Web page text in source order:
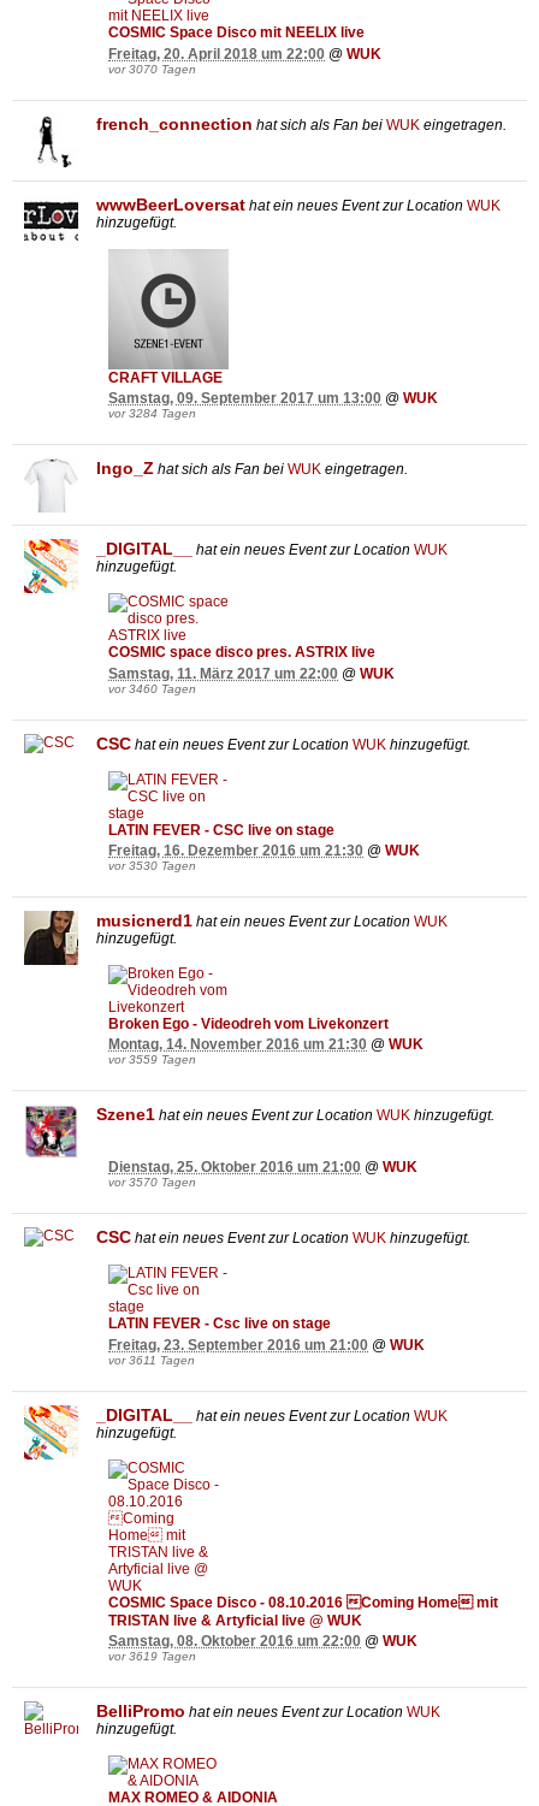
COSMIC Space Disco mit NEELIX live
Freitag, 20. April 2018 um 22:00 @ WUK
vor 3070 Tagen
french_connection hat sich als Fan bei WUK eingetragen.
wwwBeerLoversat hat ein neues Event zur Location WUK
hinzugefügt.
CRAFT VILLAGE
Samstag, 09. September 2017 um 13:00 @ WUK
vor 3284 Tagen
Ingo_Z hat sich als Fan bei WUK eingetragen.
_DIGITAL__ hat ein neues Event zur Location WUK
hinzugefügt.
COSMIC space disco pres. ASTRIX live
Samstag, 11. März 2017 um 22:00 @ WUK
vor 3460 Tagen
CSC hat ein neues Event zur Location WUK hinzugefügt.
LATIN FEVER - CSC live on stage
Freitag, 16. Dezember 2016 um 21:30 @ WUK
vor 3530 Tagen
musicnerd1 hat ein neues Event zur Location WUK
hinzugefügt.
Broken Ego - Videodreh vom Livekonzert
Montag, 14. November 2016 um 21:30 @ WUK
vor 3559 Tagen
Szene1 hat ein neues Event zur Location WUK hinzugefügt.
Dienstag, 25. Oktober 2016 um 21:00 @ WUK
vor 3570 Tagen
CSC hat ein neues Event zur Location WUK hinzugefügt.
LATIN FEVER - Csc live on stage
Freitag, 23. September 2016 um 21:00 @ WUK
vor 3611 Tagen
_DIGITAL__ hat ein neues Event zur Location WUK
hinzugefügt.
COSMIC Space Disco - 08.10.2016 Coming Home mit
TRISTAN live & Artyficial live @ WUK
Samstag, 08. Oktober 2016 um 22:00 @ WUK
vor 3619 Tagen
BelliPromo hat ein neues Event zur Location WUK
hinzugefügt.
MAX ROMEO & AIDONIA